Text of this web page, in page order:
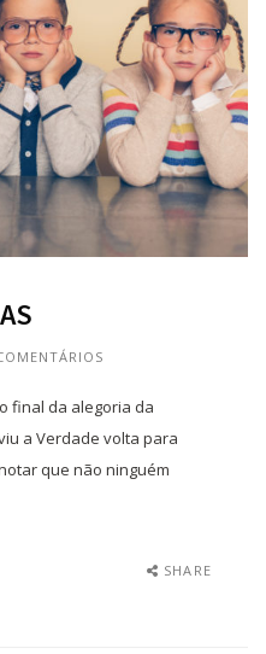
final da alegoria da
a Verdade volta para
que não ninguém
SHARE